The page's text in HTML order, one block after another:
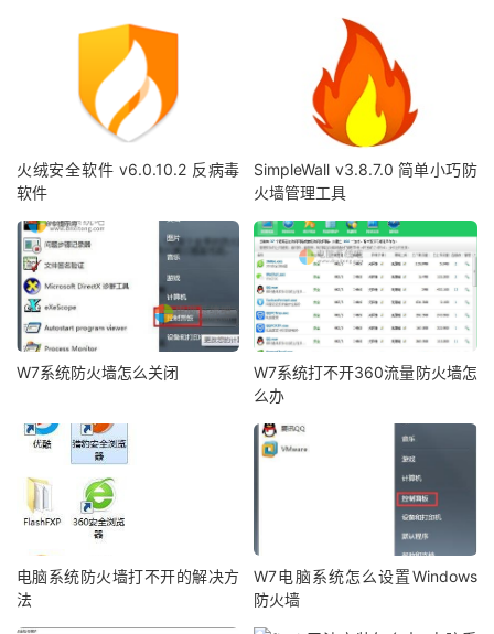
火绒安全软件 v6.0.10.2 反病毒
软件
SimpleWall v3.8.7.0 简单小巧防
火墙管理工具
W7系统防火墙怎么关闭
W7系统打不开360流量防火墙怎
么办
电脑系统防火墙打不开的解决方
法
W7电脑系统怎么设置Windows
防火墙